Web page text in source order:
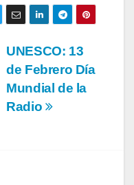
UNESCO: 13
de Febrero Día
Mundial de la
Radio